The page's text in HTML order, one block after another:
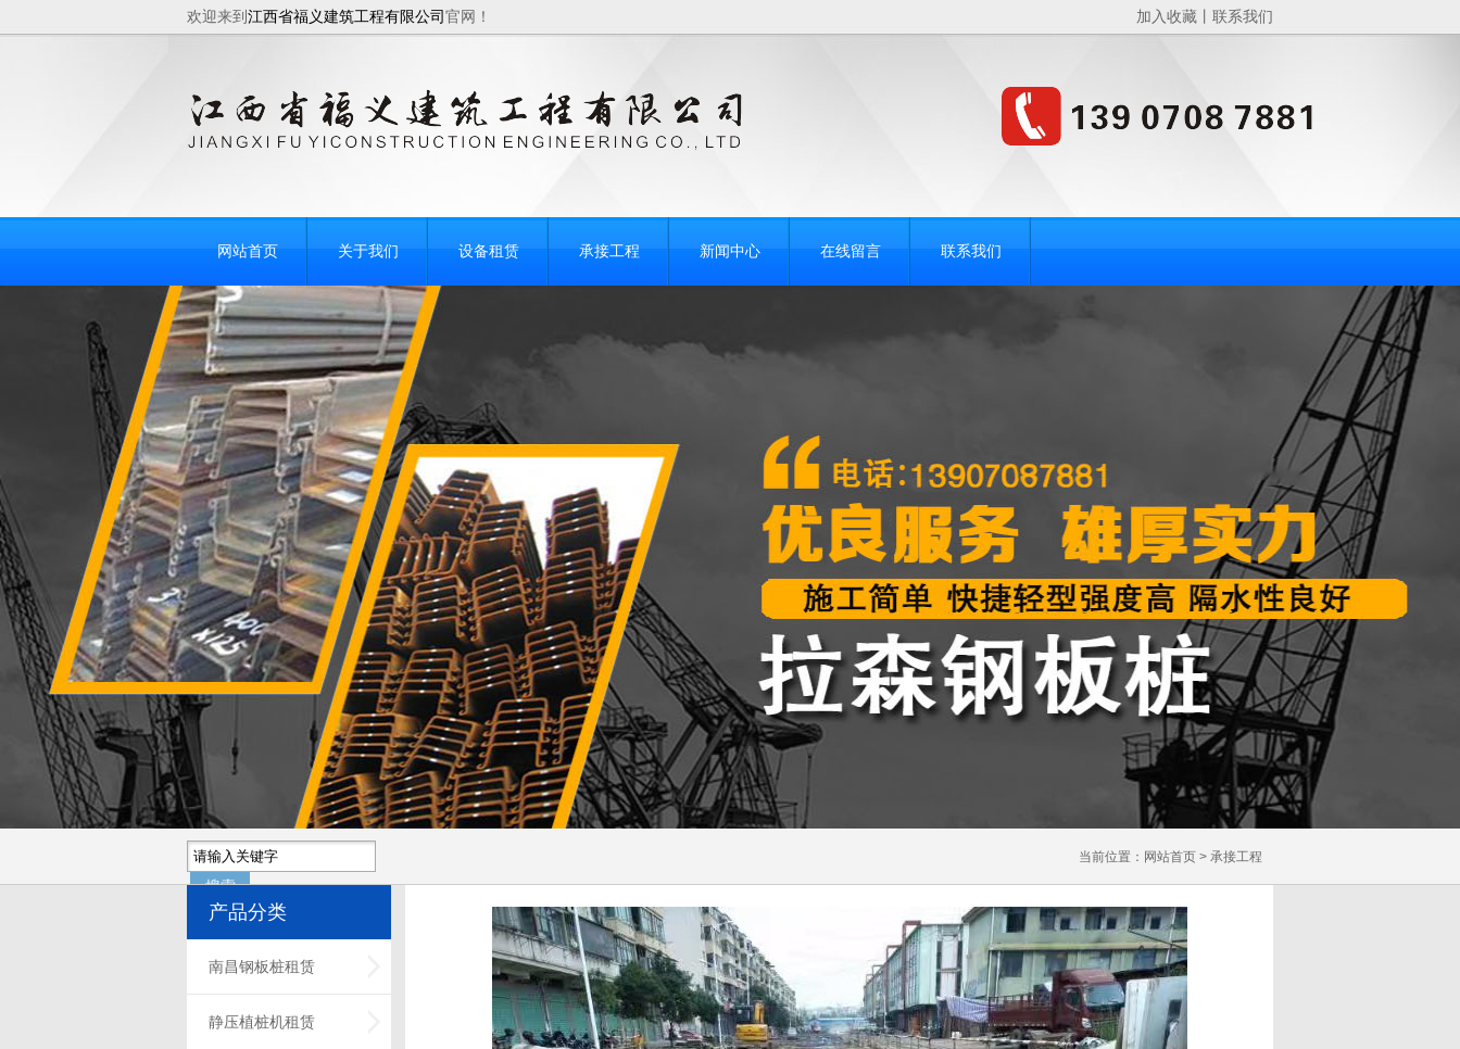
加入收藏 联系我们
欢迎来到 江西省福义建筑工程有限公司官网！
网站首页 关于我们 设备租赁 承接工程 新闻中心 在线留言 联系我们
当前位置： 网站首页 > 承接工程
产品分类
南昌钢板桩租赁
静压植桩机租赁